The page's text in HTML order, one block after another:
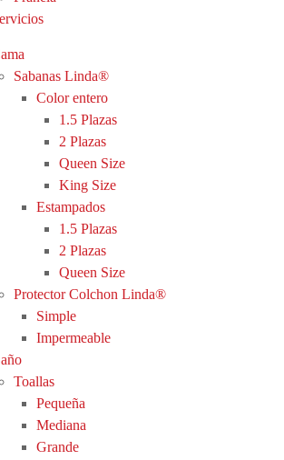
Sabanas Linda®
Color entero
1.5 Plazas
2 Plazas
Queen Size
King Size
Estampados
1.5 Plazas
2 Plazas
Queen Size
Protector Colchon Linda®
Simple
Impermeable
Toallas
Pequeña
Mediana
Grande